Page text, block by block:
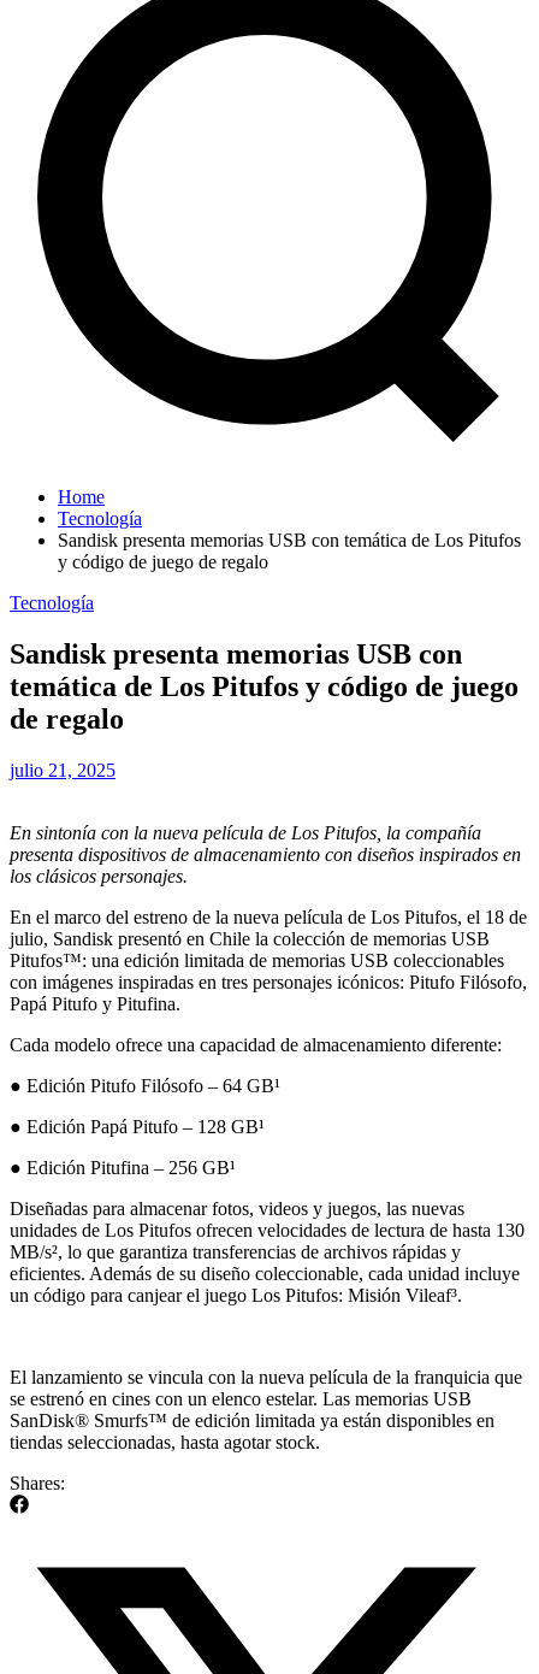
Home
Tecnología
Sandisk presenta memorias USB con temática de Los Pitufos
y código de juego de regalo
Tecnología
Sandisk presenta memorias USB con
temática de Los Pitufos y código de juego
de regalo
julio 21, 2025
En sintonía con la nueva película de Los Pitufos, la compañía
presenta dispositivos de almacenamiento con diseños inspirados en
los clásicos personajes.
En el marco del estreno de la nueva película de Los Pitufos, el 18 de
julio, Sandisk presentó en Chile la colección de memorias USB
Pitufos™: una edición limitada de memorias USB coleccionables
con imágenes inspiradas en tres personajes icónicos: Pitufo Filósofo,
Papá Pitufo y Pitufina.
Cada modelo ofrece una capacidad de almacenamiento diferente:
● Edición Pitufo Filósofo – 64 GB¹
● Edición Papá Pitufo – 128 GB¹
● Edición Pitufina – 256 GB¹
Diseñadas para almacenar fotos, videos y juegos, las nuevas
unidades de Los Pitufos ofrecen velocidades de lectura de hasta 130
MB/s², lo que garantiza transferencias de archivos rápidas y
eficientes. Además de su diseño coleccionable, cada unidad incluye
un código para canjear el juego Los Pitufos: Misión Vileaf³.
El lanzamiento se vincula con la nueva película de la franquicia que
se estrenó en cines con un elenco estelar. Las memorias USB
SanDisk® Smurfs™ de edición limitada ya están disponibles en
tiendas seleccionadas, hasta agotar stock.
Shares: